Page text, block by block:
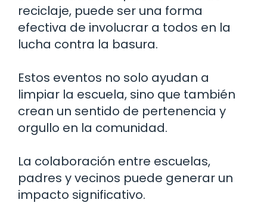
reciclaje, puede ser una forma
efectiva de involucrar a todos en la
lucha contra la basura.
Estos eventos no solo ayudan a
limpiar la escuela, sino que también
crean un sentido de pertenencia y
orgullo en la comunidad.
La colaboración entre escuelas,
padres y vecinos puede generar un
impacto significativo.